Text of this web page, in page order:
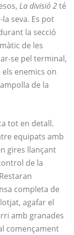
La divisió 2té
seva. Es pot
la secció
de les
se pel terminal,
enemics on
de la
tot en detall.
equipats amb
gires llançant
de la
completa de
agafar el
amb granades
començament